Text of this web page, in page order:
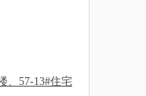
、57-13#住宅